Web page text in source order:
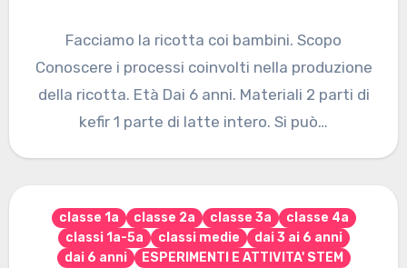
Facciamo la ricotta coi bambini. Scopo
Conoscere i processi coinvolti nella produzione
della ricotta. Età Dai 6 anni. Materiali 2 parti di
kefir 1 parte di latte intero. Si può…
classe 1a classe 2a classe 3a
classe 4a
classi 1a-5a
classi medie
dai 3 ai 6 anni
dai 6 anni
ESPERIMENTI E ATTIVITA' STEM